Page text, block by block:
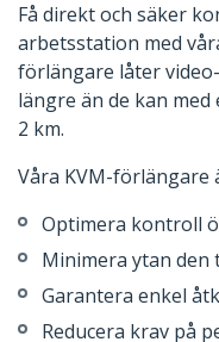
Få direkt och säker
arbetsstation med
förlängare låter
längre än de kan
2 km.
Våra KVM-förlängare
Optimera kontroll
Minimera ytan
Garantera enkel
Reducera krav på